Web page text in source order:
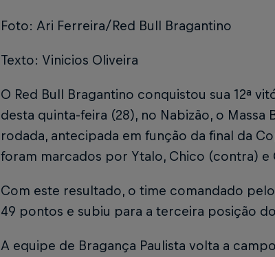
Foto: Ari Ferreira/Red Bull Bragantino
Texto: Vinicios Oliveira
O Red Bull Bragantino conquistou sua 12ª
desta quinta-feira (28), no Nabizão, o
rodada, antecipada em função da final da
foram marcados por Ytalo, Chico (contra) e
Com este resultado, o time comandado
49 pontos e subiu para a terceira posição
A equipe de Bragança Paulista volta a